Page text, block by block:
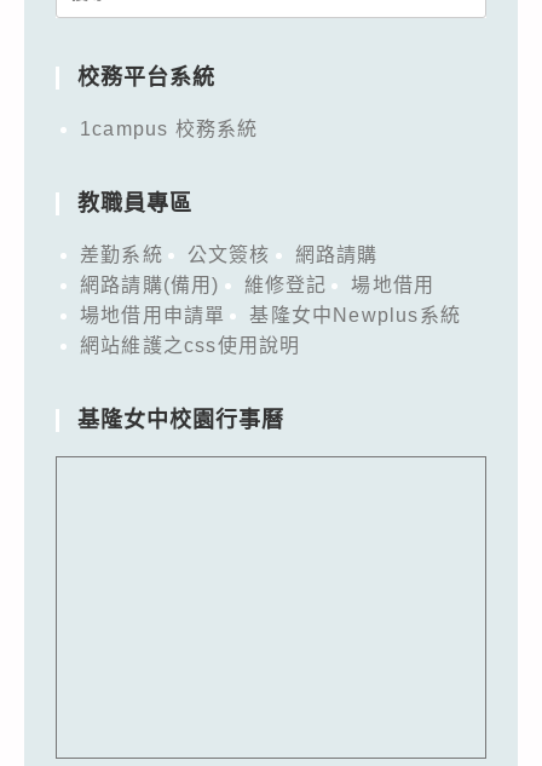
校務平台系統
1campus 校務系統
教職員專區
差勤系統 公文簽核
網路請購
網路請購(備用)
維修登記
場地借用
場地借用申請單
基隆女中Newplus系統
網站維護之css使用說明
基隆女中校園行事曆